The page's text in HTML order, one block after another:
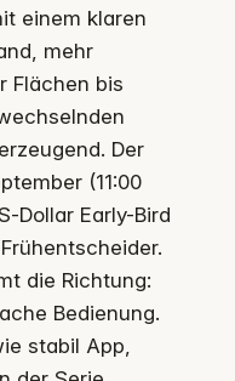
einem klaren
mehr
Flächen bis
Der
(11:00
Early-Bird
die Richtung:
Bedienung.
stabil App,